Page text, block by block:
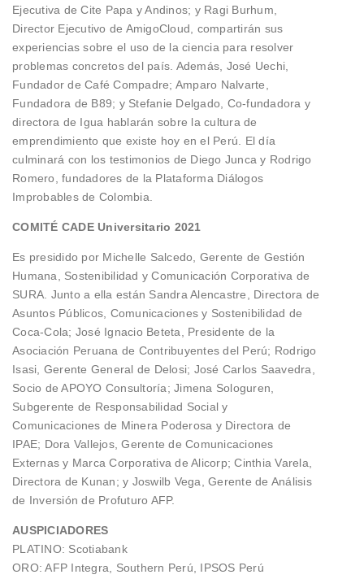
Ejecutiva de Cite Papa y Andinos; y Ragi Burhum,
Director Ejecutivo de AmigoCloud, compartirán sus
experiencias sobre el uso de la ciencia para resolver
problemas concretos del país. Además, José Uechi,
Fundador de Café Compadre; Amparo Nalvarte,
Fundadora de B89; y Stefanie Delgado, Co-fundadora y
directora de Igua hablarán sobre la cultura de
emprendimiento que existe hoy en el Perú. El día
culminará con los testimonios de Diego Junca y Rodrigo
Romero, fundadores de la Plataforma Diálogos
Improbables de Colombia.
COMITÉ CADE Universitario 2021
Es presidido por Michelle Salcedo, Gerente de Gestión
Humana, Sostenibilidad y Comunicación Corporativa de
SURA. Junto a ella están Sandra Alencastre, Directora de
Asuntos Públicos, Comunicaciones y Sostenibilidad de
Coca-Cola; José Ignacio Beteta, Presidente de la
Asociación Peruana de Contribuyentes del Perú; Rodrigo
Isasi, Gerente General de Delosi; José Carlos Saavedra,
Socio de APOYO Consultoría; Jimena Sologuren,
Subgerente de Responsabilidad Social y
Comunicaciones de Minera Poderosa y Directora de
IPAE; Dora Vallejos, Gerente de Comunicaciones
Externas y Marca Corporativa de Alicorp; Cinthia Varela,
Directora de Kunan; y Joswilb Vega, Gerente de Análisis
de Inversión de Profuturo AFP.
AUSPICIADORES
PLATINO: Scotiabank
ORO: AFP Integra, Southern Perú, IPSOS Perú